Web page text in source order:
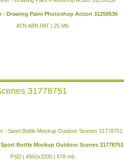
- Drawing Paint Photoshop Action 31259536
ATN ABR PAT | 25 Mb
31778751
Bottle Mockup Outdoor Scenes 31778751
PSD | 4950x3330 | 578 mb